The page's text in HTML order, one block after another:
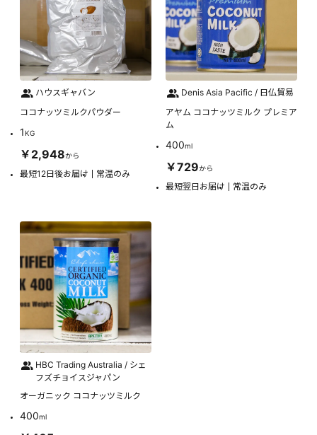
ハウスギャバン
ココナッツミルクパウダー
1KG
￥2,948から
最短12日後お届け 常温のみ
Denis Asia Pacific / 日仏貿易
アヤム ココナッツミルク プレミア
ム
400ml
￥729から
最短翌日お届け 常温のみ
HBC Trading Australia / シェ
フズチョイスジャパン
オーガニック ココナッツミルク
400ml